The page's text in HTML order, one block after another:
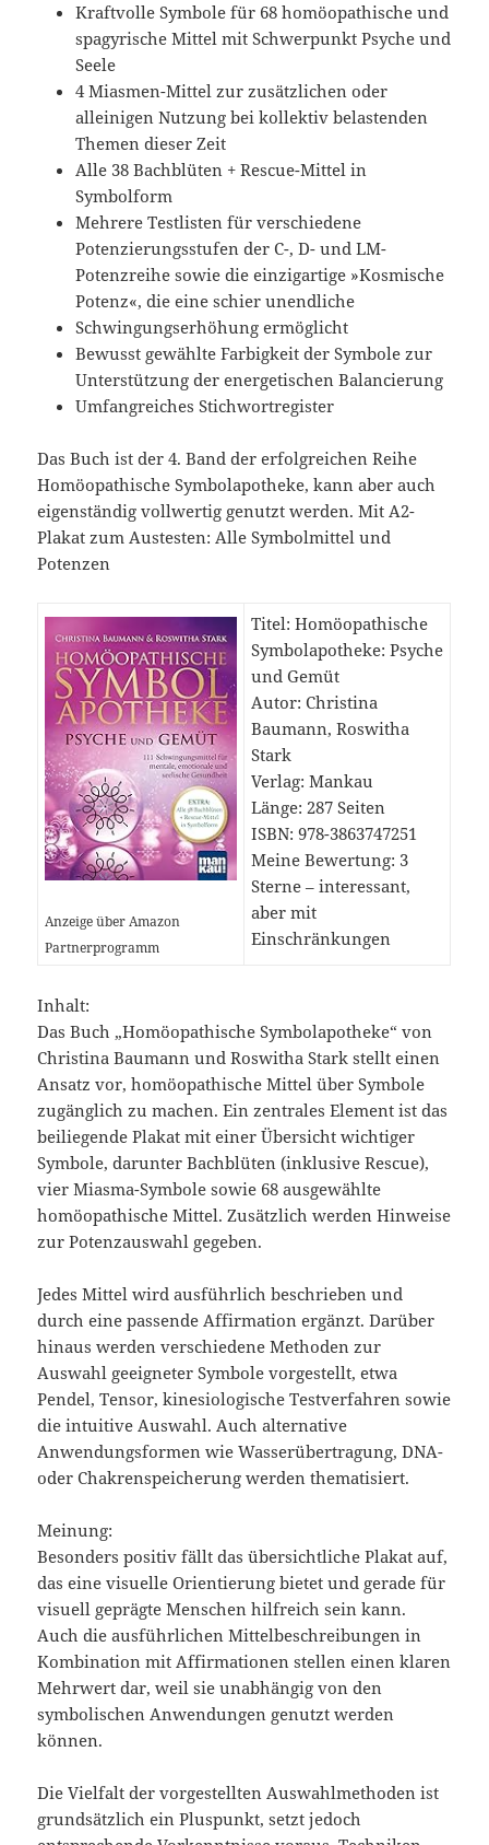
Kraftvolle Symbole für 68 homöopathische und
spagyrische Mittel mit Schwerpunkt Psyche und
Seele
4 Miasmen-Mittel zur zusätzlichen oder
alleinigen Nutzung bei kollektiv belastenden
Themen dieser Zeit
Alle 38 Bachblüten + Rescue-Mittel in
Symbolform
Mehrere Testlisten für verschiedene
Potenzierungsstufen der C-, D- und LM-
Potenzreihe sowie die einzigartige »Kosmische
Potenz«, die eine schier unendliche
Schwingungserhöhung ermöglicht
Bewusst gewählte Farbigkeit der Symbole zur
Unterstützung der energetischen Balancierung
Umfangreiches Stichwortregister
Das Buch ist der 4. Band der erfolgreichen Reihe
Homöopathische Symbolapotheke, kann aber auch
eigenständig vollwertig genutzt werden. Mit A2-
Plakat zum Austesten: Alle Symbolmittel und
Potenzen
Anzeige über Amazon
Partnerprogramm
Titel: Homöopathische
Symbolapotheke: Psyche
und Gemüt
Autor: Christina
Baumann, Roswitha
Stark
Verlag: Mankau
Länge: 287 Seiten
ISBN: 978-3863747251
Meine Bewertung: 3
Sterne – interessant,
aber mit
Einschränkungen
Inhalt:
Das Buch „Homöopathische Symbolapotheke“ von
Christina Baumann und Roswitha Stark stellt einen
Ansatz vor, homöopathische Mittel über Symbole
zugänglich zu machen. Ein zentrales Element ist das
beiliegende Plakat mit einer Übersicht wichtiger
Symbole, darunter Bachblüten (inklusive Rescue),
vier Miasma-Symbole sowie 68 ausgewählte
homöopathische Mittel. Zusätzlich werden Hinweise
zur Potenzauswahl gegeben.
Jedes Mittel wird ausführlich beschrieben und
durch eine passende Affirmation ergänzt. Darüber
hinaus werden verschiedene Methoden zur
Auswahl geeigneter Symbole vorgestellt, etwa
Pendel, Tensor, kinesiologische Testverfahren sowie
die intuitive Auswahl. Auch alternative
Anwendungsformen wie Wasserübertragung, DNA-
oder Chakrenspeicherung werden thematisiert.
Meinung:
Besonders positiv fällt das übersichtliche Plakat auf,
das eine visuelle Orientierung bietet und gerade für
visuell geprägte Menschen hilfreich sein kann.
Auch die ausführlichen Mittelbeschreibungen in
Kombination mit Affirmationen stellen einen klaren
Mehrwert dar, weil sie unabhängig von den
symbolischen Anwendungen genutzt werden
können.
Die Vielfalt der vorgestellten Auswahlmethoden ist
grundsätzlich ein Pluspunkt, setzt jedoch